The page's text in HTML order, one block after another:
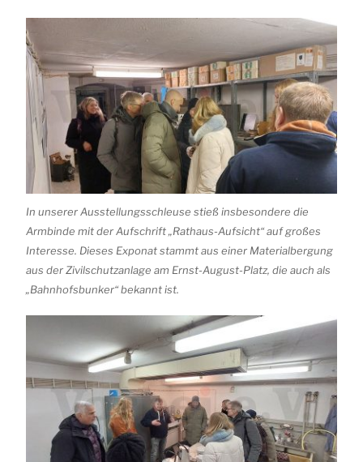
In unserer Ausstellungsschleuse stieß insbesondere die
Armbinde mit der Aufschrift „Rathaus-Aufsicht“ auf großes
Interesse. Dieses Exponat stammt aus einer Materialbergung
aus der Zivilschutzanlage am Ernst-August-Platz, die auch als
„Bahnhofsbunker“ bekannt ist.